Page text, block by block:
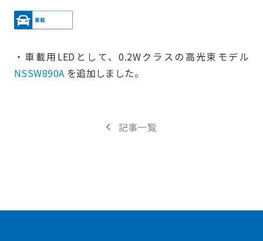
・車載用LEDとして、0.2Wクラスの高光束モデル
NSSW890A を追加しました。
記事一覧